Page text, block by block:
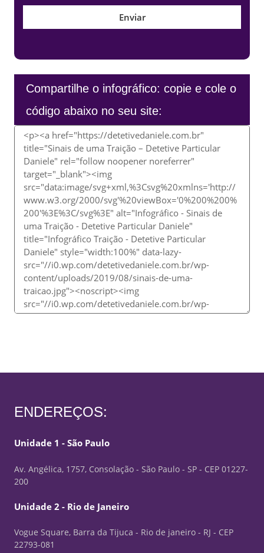
Compartilhe o infográfico: copie e cole o
código abaixo no seu site:
ENDEREÇOS:
Unidade 1 - São Paulo
Av. Angélica, 1757, Consolação - São Paulo - SP - CEP 01227-
200
Unidade 2 - Rio de Janeiro
Vogue Square, Barra da Tijuca - Rio de janeiro - RJ - CEP
22793-081